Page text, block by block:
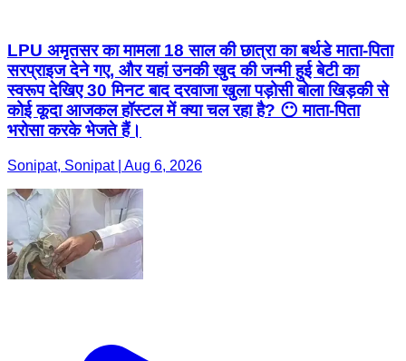
LPU अमृतसर का मामला 18 साल की छात्रा का बर्थडे माता-पिता
सरप्राइज देने गए, और यहां उनकी खुद की जन्मी हुई बेटी का
स्वरूप देखिए 30 मिनट बाद दरवाजा खुला पड़ोसी बोला खिड़की से
कोई कूदा आजकल हॉस्टल में क्या चल रहा है? 😶 माता-पिता
भरोसा करके भेजते हैं।
Sonipat, Sonipat | Aug 6, 2026